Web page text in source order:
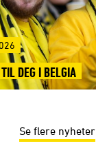
DEG I BELGIA
Se flere nyheter